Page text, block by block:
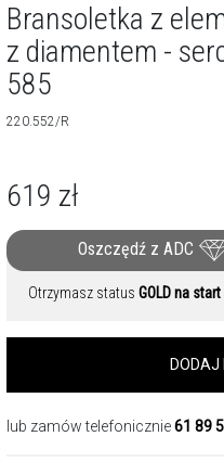
Bransoletka z
z diamentem -
585
220.552/R
619 zł
Oszczędź z ADC
Otrzymasz status GOLD na
DODAJ
lub zamów telefonicznie61 89